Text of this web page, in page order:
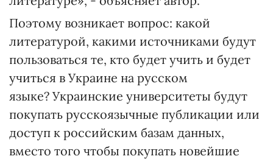
Поэтому возникает вопрос: какой
литературой, какими источниками будут
пользоваться те, кто будет учить и будет
учиться в Украине на русском
языке? Украинские университеты будут
покупать русскоязычные публикации или
доступ к российским базам данных,
вместо того чтобы покупать новейшие